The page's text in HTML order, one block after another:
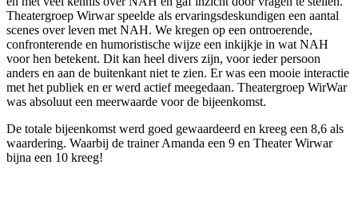
Theatergroep Wirwar speelde als ervaringsdeskundigen een aantal
scenes over leven met NAH. We kregen op een ontroerende,
confronterende en humoristische wijze een inkijkje in wat NAH
voor hen betekent. Dit kan heel divers zijn, voor ieder persoon
anders en aan de buitenkant niet te zien. Er was een mooie interactie
met het publiek en er werd actief meegedaan. Theatergroep WirWar
was absoluut een meerwaarde voor de bijeenkomst.
De totale bijeenkomst werd goed gewaardeerd en kreeg een 8,6 als
waardering. Waarbij de trainer Amanda een 9 en Theater Wirwar
bijna een 10 kreeg!